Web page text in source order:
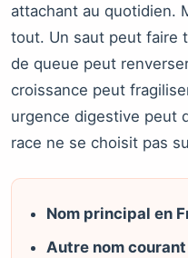
attachant au quotidien.
tout. Un saut peut faire
de queue peut
croissance peut
urgence digestive peut
race ne se choisit pas
Nom principal en
Autre nom courant